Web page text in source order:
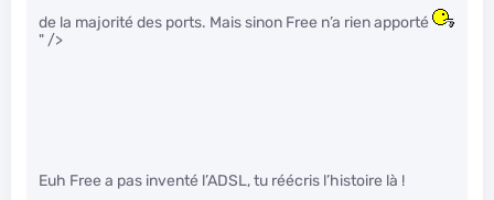
de la majorité des ports. Mais sinon Free n’a rien apporté
" />
Euh Free a pas inventé l’ADSL, tu réécris l’histoire là !